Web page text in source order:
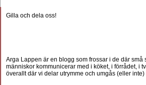
Gilla och dela oss!
Arga Lappen är en blogg som frossar i de där små
människor kommunicerar med i köket, i förrådet, i
överallt där vi delar utrymme och umgås (eller inte)